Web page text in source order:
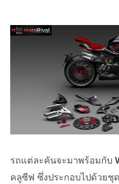
รถแต่ละคันจะมาพร้อมกับ
คลูซีฟ ซึ่งประกอบไปด้วยชุ